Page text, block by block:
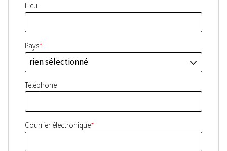
Lieu
Pays*
rien sélectionné
J
Téléphone
Courrier électronique*